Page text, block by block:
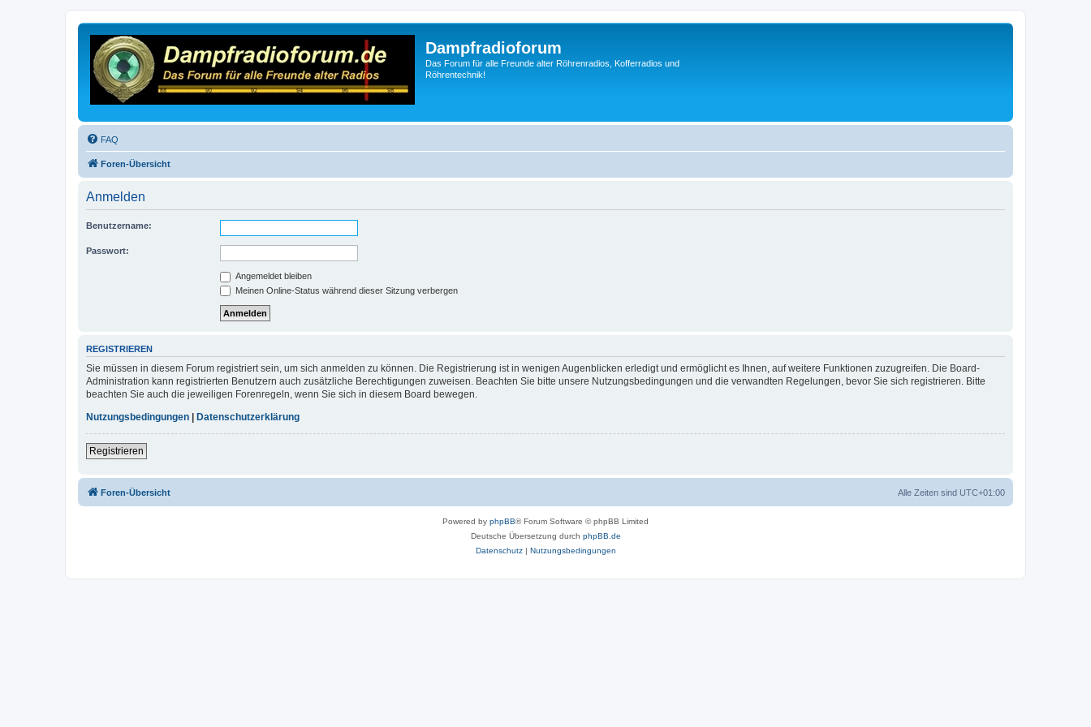
Dampfradioforum
Das Forum für alle Freunde alter Röhrenradios, Kofferradios und
Röhrentechnik!
FAQ
Foren-Übersicht
Anmelden
Benutzername:
Passwort:
Angemeldet bleiben
Meinen Online-Status während dieser Sitzung verbergen
REGISTRIEREN
Sie müssen in diesem Forum registriert sein, um sich anmelden zu können. Die Registrierung ist in wenigen Augenblicken erledigt und ermöglicht es Ihnen, auf weitere Funktionen zuzugreifen. Die Board-
Administration kann registrierten Benutzern auch zusätzliche Berechtigungen zuweisen. Beachten Sie bitte unsere Nutzungsbedingungen und die verwandten Regelungen, bevor Sie sich registrieren. Bitte
beachten Sie auch die jeweiligen Forenregeln, wenn Sie sich in diesem Board bewegen.
Nutzungsbedingungen | Datenschutzerklärung
Registrieren
Foren-Übersicht Alle Zeiten sind UTC+01:00
Powered by phpBB® Forum Software © phpBB Limited
Deutsche Übersetzung durch phpBB.de
Datenschutz| Nutzungsbedingungen